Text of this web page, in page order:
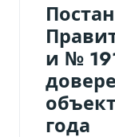
и №
года